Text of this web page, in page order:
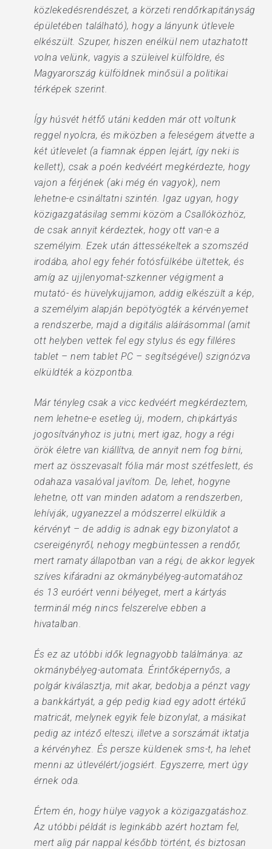
közlekedésrendészet, a körzeti rendőrkapitányság
épületében található), hogy a lányunk útlevele
elkészült. Szuper, hiszen enélkül nem utazhatott
volna velünk, vagyis a szüleivel külföldre, és
Magyarország külföldnek minősül a politikai
térképek szerint.
Így húsvét hétfő utáni kedden már ott voltunk
reggel nyolcra, és miközben a feleségem átvette a
két útlevelet (a fiamnak éppen lejárt, így neki is
kellett), csak a poén kedvéért megkérdezte, hogy
vajon a férjének (aki még én vagyok), nem
lehetne-e csináltatni szintén. Igaz ugyan, hogy
közigazgatásilag semmi közöm a Csallóközhöz,
de csak annyit kérdeztek, hogy ott van-e a
személyim. Ezek után áttessékeltek a szomszéd
irodába, ahol egy fehér fotósfülkébe ültettek, és
amíg az ujjlenyomat-szkenner végigment a
mutató- és hüvelykujjamon, addig elkészült a kép,
a személyim alapján bepötyögték a kérvényemet
a rendszerbe, majd a digitális aláírásommal (amit
ott helyben vettek fel egy stylus és egy filléres
tablet – nem tablet PC – segítségével) szignózva
elküldték a központba.
Már tényleg csak a vicc kedvéért megkérdeztem,
nem lehetne-e esetleg új, modern, chipkártyás
jogosítványhoz is jutni, mert igaz, hogy a régi
örök életre van kiállítva, de annyit nem fog bírni,
mert az összevasalt fólia már most szétfeslett, és
odahaza vasalóval javítom. De, lehet, hogyne
lehetne, ott van minden adatom a rendszerben,
lehívják, ugyanezzel a módszerrel elküldik a
kérvényt – de addig is adnak egy bizonylatot a
csereigényről, nehogy megbüntessen a rendőr,
mert ramaty állapotban van a régi, de akkor legyek
szíves kifáradni az okmánybélyeg-automatához
és 13 euróért venni bélyeget, mert a kártyás
terminál még nincs felszerelve ebben a
hivatalban.
És ez az utóbbi idők legnagyobb találmánya: az
okmánybélyeg-automata. Érintőképernyős, a
polgár kiválasztja, mit akar, bedobja a pénzt vagy
a bankkártyát, a gép pedig kiad egy adott értékű
matricát, melynek egyik fele bizonylat, a másikat
pedig az intéző elteszi, illetve a sorszámát iktatja
a kérvényhez. És persze küldenek sms-t, ha lehet
menni az útlevélért/jogsiért. Egyszerre, mert úgy
érnek oda.
Értem én, hogy hülye vagyok a közigazgatáshoz.
Az utóbbi példát is leginkább azért hoztam fel,
mert alig pár nappal később történt, és biztosan